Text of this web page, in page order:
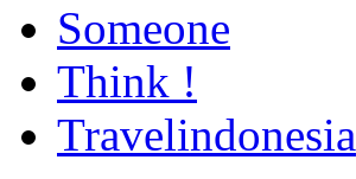
Someone
Think !
Travelindonesia